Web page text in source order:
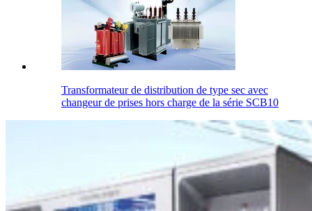
Transformateur de distribution de type sec avec
changeur de prises hors charge de la série SCB10